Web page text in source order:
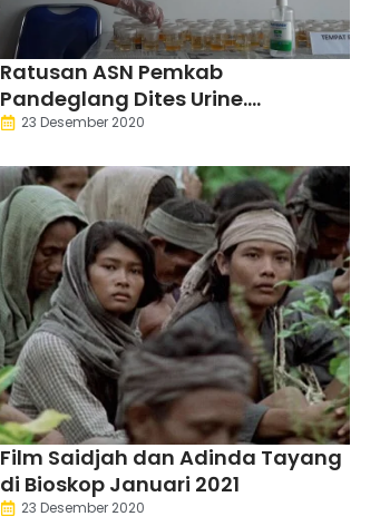
Ratusan ASN Pemkab
Pandeglang Dites Urine.
Hasilnya?
23 Desember 2020
Film Saidjah dan Adinda Tayang
di Bioskop Januari 2021
23 Desember 2020